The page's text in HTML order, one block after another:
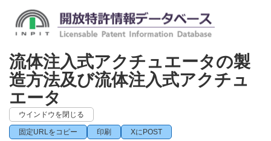
流体注入式アクチュエータの製
造方法及び流体注入式アクチュ
エータ
ウインドウを閉じる
固定URLをコピー 印刷 XにPOST